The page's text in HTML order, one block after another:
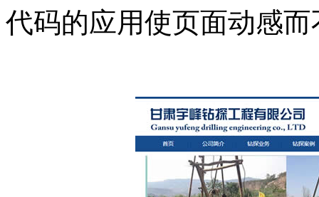
代码的应用使页面动感